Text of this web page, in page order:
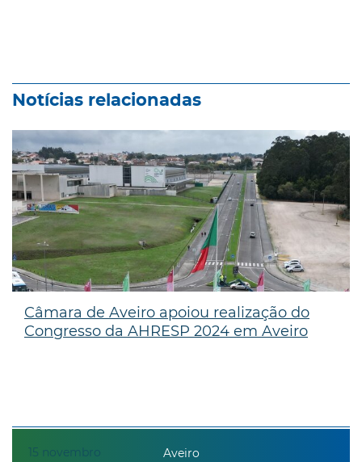
Notícias relacionadas
15 novembro
Câmara de Aveiro apoiou realização do
Congresso da AHRESP 2024 em Aveiro
Aveiro